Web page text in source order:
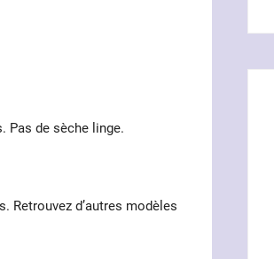
Pas de sèche linge.
Retrouvez d’autres modèles